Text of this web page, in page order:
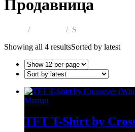
Продавница
S
Showing all 4 resultsSorted by latest
Маици
TFT T-Shirt by